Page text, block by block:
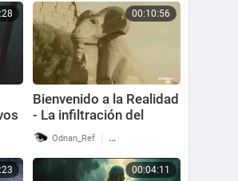
00:10:56
Bienvenido a la Realidad
- La infiltración del
satanismo en la
civilización (16)
Odnan_Ref | 140 Reproducciones
00:04:11